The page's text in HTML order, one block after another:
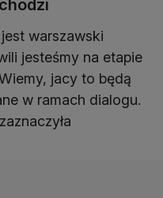
warszawski
jesteśmy na etapie
jacy to będą
w ramach dialogu.